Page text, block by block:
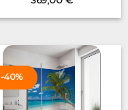
price
was:
is:
-40%